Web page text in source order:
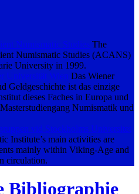
Numismatic Studies The
Numismatic Studies (ACANS)
University in 1999.
Universität Wien Das Wiener
Geld­geschichte ist das einzige
die­ses Fa­ches in Europa und
Numismatik und
vid Stockholms Universitet
Institute’s main activities are
mainly within Viking-Age and
circulation.
Bibliographie